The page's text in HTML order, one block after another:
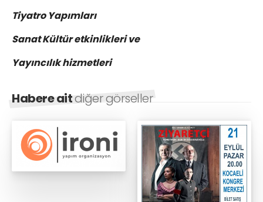
Tiyatro Yapımları
Sanat Kültür etkinlikleri ve
Yayıncılık hizmetleri
Habere aitdiğer görseller